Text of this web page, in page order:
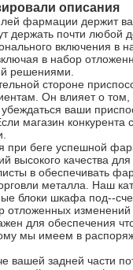
описания
фармации держит
держать почти любой
включения в
в набор
решениями.
стороне
Он влияет о
убеждаться ваши
магазин конкурента
при беге успешной
высокого качества
в обеспечивать
металла. Наш
блоки шкафа под--
отложенных
для обеспечения
мы имеем в
вашей задней части